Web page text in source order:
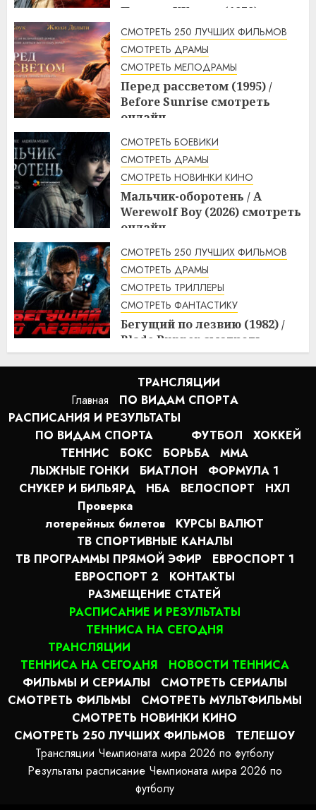
Пираты ХХ века (1979)
смотреть онлайн
3:23 10.08.2026
СМОТРЕТЬ 250 ЛУЧШИХ ФИЛЬМОВ
СМОТРЕТЬ ДРАМЫ
СМОТРЕТЬ МЕЛОДРАМЫ
Перед рассветом (1995) /
Before Sunrise смотреть
онлайн
3:10 10.08.2026
СМОТРЕТЬ БОЕВИКИ
СМОТРЕТЬ ДРАМЫ
СМОТРЕТЬ НОВИНКИ КИНО
Мальчик-оборотень / A
Werewolf Boy (2026) смотреть
онлайн
3:10 10.08.2026
СМОТРЕТЬ 250 ЛУЧШИХ ФИЛЬМОВ
СМОТРЕТЬ ДРАМЫ
СМОТРЕТЬ ТРИЛЛЕРЫ
СМОТРЕТЬ ФАНТАСТИКУ
Бегущий по лезвию (1982) /
Blade Runner смотреть
онлайн
Главная
ТРАНСЛЯЦИИ
ПО ВИДАМ СПОРТA
РАСПИСАНИЯ И РЕЗУЛЬТАТЫ
ПО ВИДАМ СПОРТА
ФУТБОЛ
ХОККЕЙ
ТЕННИС
БОКС БОРЬБА
MMA
ЛЫЖНЫЕ ГОНКИ
БИАТЛОН
ФОРМУЛА 1
СНУКЕР И БИЛЬЯРД
НБА ВЕЛОСПОРТ
НХЛ
Проверка
лотерейных билетов
КУРСЫ ВАЛЮТ
ТВ СПОРТИВНЫЕ КАНАЛЫ
ТВ ПРОГРАММЫ ПРЯМОЙ ЭФИР
ЕВРОСПОРТ 1
ЕВРОСПОРТ 2
КОНТАКТЫ
РАЗМЕЩЕНИЕ СТАТЕЙ
РАСПИСАНИЕ И РЕЗУЛЬТАТЫ
ТЕННИСА НА СЕГОДНЯ
ТРАНСЛЯЦИИ
ТЕННИСА НА СЕГОДНЯ
НОВОСТИ ТЕННИСА
ФИЛЬМЫ И СЕРИАЛЫ
СМОТРЕТЬ СЕРИАЛЫ
СМОТРЕТЬ ФИЛЬМЫ
СМОТРЕТЬ МУЛЬТФИЛЬМЫ
СМОТРЕТЬ НОВИНКИ КИНО
СМОТРЕТЬ 250 ЛУЧШИХ ФИЛЬМОВ
ТЕЛЕШОУ
Трансляции Чемпионата мира 2026 по футболу
Результаты расписание Чемпионата мира 2026 по
футболу